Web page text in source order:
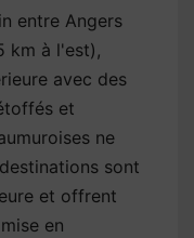
entre Angers
km à l'est),
avec des
et
ne
sont
et offrent
en